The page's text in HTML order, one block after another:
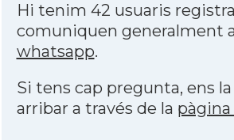
Hi tenim 42 usuaris
comuniquen generalment
whatsapp.
Si tens cap pregunta, ens
arribar a través de la